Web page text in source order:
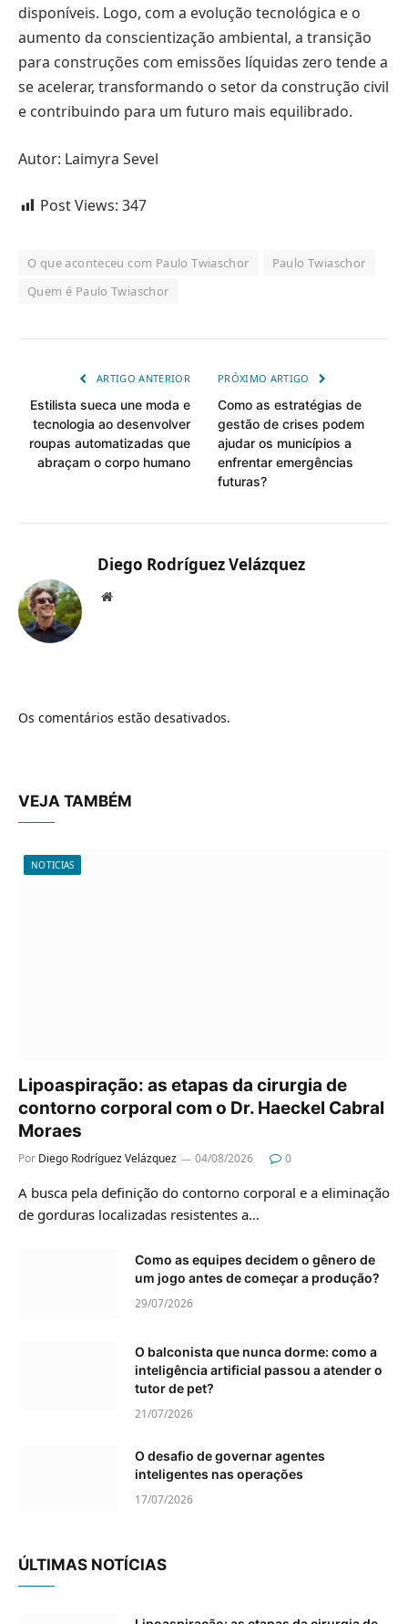
disponíveis. Logo, com a evolução tecnológica e o
aumento da conscientização ambiental, a transição
para construções com emissões líquidas zero tende a
se acelerar, transformando o setor da construção civil
e contribuindo para um futuro mais equilibrado.
Autor: Laimyra Sevel
Post Views: 347
O que aconteceu com Paulo Twiaschor
Paulo Twiaschor
Quem é Paulo Twiaschor
ARTIGO ANTERIOR
Estilista sueca une moda e
tecnologia ao desenvolver
roupas automatizadas que
abraçam o corpo humano
PRÓXIMO ARTIGO
Como as estratégias de
gestão de crises podem
ajudar os municípios a
enfrentar emergências
futuras?
Diego Rodríguez Velázquez
Website
Os comentários estão desativados.
VEJA TAMBÉM
NOTICIAS
Lipoaspiração: as etapas da cirurgia de
contorno corporal com o Dr. Haeckel Cabral
Moraes
Por Diego Rodríguez Velázquez 04/08/2026 0
A busca pela definição do contorno corporal e a eliminação
de gorduras localizadas resistentes a…
Como as equipes decidem o gênero de
um jogo antes de começar a produção?
29/07/2026
O balconista que nunca dorme: como a
inteligência artificial passou a atender o
tutor de pet?
21/07/2026
O desafio de governar agentes
inteligentes nas operações
17/07/2026
ÚLTIMAS NOTÍCIAS